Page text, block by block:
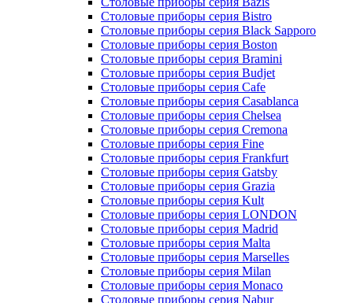
Столовые приборы серия Bistro
Столовые приборы серия Black Sapporo
Столовые приборы серия Boston
Столовые приборы серия Bramini
Столовые приборы серия Budjet
Столовые приборы серия Cafe
Столовые приборы серия Casablanca
Столовые приборы серия Chelsea
Столовые приборы серия Cremona
Столовые приборы серия Fine
Столовые приборы серия Frankfurt
Столовые приборы серия Gatsby
Столовые приборы серия Grazia
Столовые приборы серия Kult
Столовые приборы серия LONDON
Столовые приборы серия Madrid
Столовые приборы серия Malta
Столовые приборы серия Marselles
Столовые приборы серия Milan
Столовые приборы серия Monaco
Столовые приборы серия Nabur